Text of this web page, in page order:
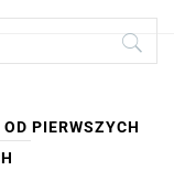
PIERWSZYCH